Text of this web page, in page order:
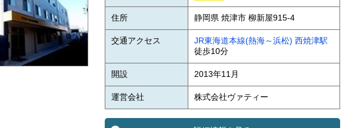
住所 静岡県 焼津市 柳新屋915-4
交通アクセス JR東海道本線(熱海～浜松) 西焼津駅
徒歩10分
開設 2013年11月
運営会社 株式会社ヴァティー